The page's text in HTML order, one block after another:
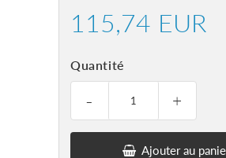
115,74 EUR
Quantité
+
-
Ajouter au